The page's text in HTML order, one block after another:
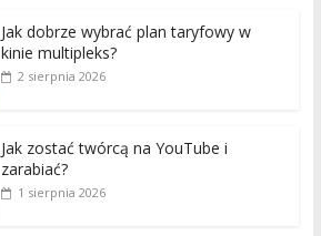
Jak dobrze wybrać plan taryfowy w
kinie multipleks?
2 sierpnia 2026
Jak zostać twórcą na YouTube i
zarabiać?
1 sierpnia 2026